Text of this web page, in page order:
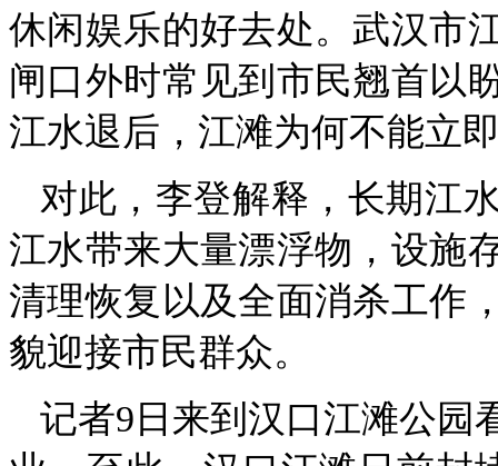
休闲娱乐的好去处。武汉市
闸口外时常见到市民翘首以
江水退后，江滩为何不能立
对此，李登解释，长期江
江水带来大量漂浮物，设施
清理恢复以及全面消杀工作
貌迎接市民群众。
记者9日来到汉口江滩公园